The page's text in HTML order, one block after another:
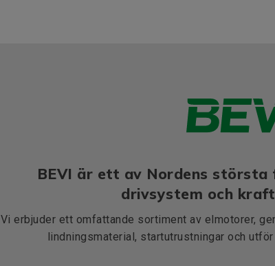
BEVI är ett av Nordens
drivsystem och
Vi erbjuder ett omfattande sortiment av elmotorer,
lindningsmaterial, startutrustningar och